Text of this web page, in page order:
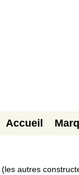
Accueil
(les autres